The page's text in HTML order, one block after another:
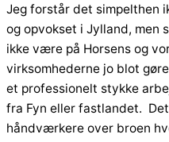
Jeg forstår det simpelthen
og opvokset i Jylland, men
ikke være på Horsens og
virksomhederne jo blot
et professionelt stykke
fra Fyn eller fastlandet.
håndværkere over broen